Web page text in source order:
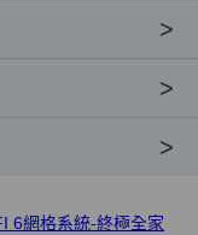
6網格系統-終極全家